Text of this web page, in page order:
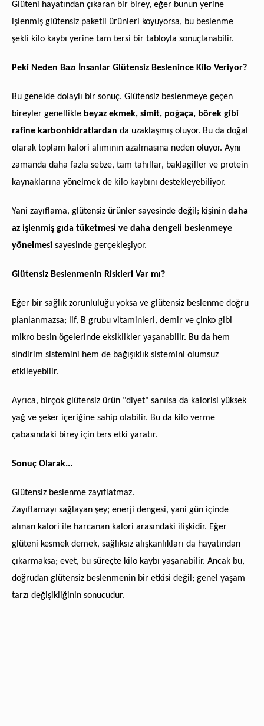
Glüteni hayatından çıkaran bir birey, eğer bunun yerine
işlenmiş glütensiz paketli ürünleri koyuyorsa, bu beslenme
şekli kilo kaybı yerine tam tersi bir tabloyla sonuçlanabilir.
Peki Neden Bazı İnsanlar Glütensiz Beslenince Kilo Veriyor?
Bu genelde dolaylı bir sonuç. Glütensiz beslenmeye geçen
bireyler genellikle beyaz ekmek, simit, poğaça, börek gibi
rafine karbonhidratlardan da uzaklaşmış oluyor. Bu da doğal
olarak toplam kalori alımının azalmasına neden oluyor. Aynı
zamanda daha fazla sebze, tam tahıllar, baklagiller ve protein
kaynaklarına yönelmek de kilo kaybını destekleyebiliyor.
Yani zayıflama, glütensiz ürünler sayesinde değil; kişinin daha
az işlenmiş gıda tüketmesi ve daha dengeli beslenmeye
yönelmesi sayesinde gerçekleşiyor.
Glütensiz Beslenmenin Riskleri Var mı?
Eğer bir sağlık zorunluluğu yoksa ve glütensiz beslenme doğru
planlanmazsa; lif, B grubu vitaminleri, demir ve çinko gibi
mikro besin ögelerinde eksiklikler yaşanabilir. Bu da hem
sindirim sistemini hem de bağışıklık sistemini olumsuz
etkileyebilir.
Ayrıca, birçok glütensiz ürün "diyet" sanılsa da kalorisi yüksek
yağ ve şeker içeriğine sahip olabilir. Bu da kilo verme
çabasındaki birey için ters etki yaratır.
Sonuç Olarak...
Glütensiz beslenme zayıflatmaz.
Zayıflamayı sağlayan şey; enerji dengesi, yani gün içinde
alınan kalori ile harcanan kalori arasındaki ilişkidir. Eğer
glüteni kesmek demek, sağlıksız alışkanlıkları da hayatından
çıkarmaksa; evet, bu süreçte kilo kaybı yaşanabilir. Ancak bu,
doğrudan glütensiz beslenmenin bir etkisi değil; genel yaşam
tarzı değişikliğinin sonucudur.